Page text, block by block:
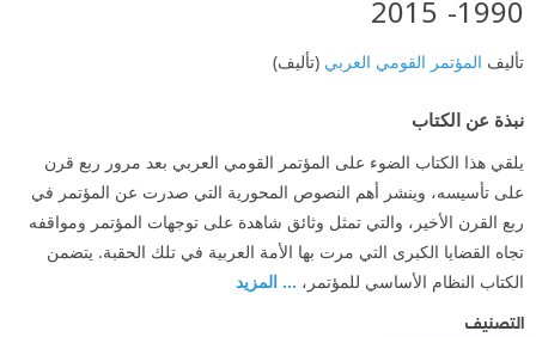
1990- 2015
تأليف المؤتمر القومي العربي (تأليف)
نبذة عن الكتاب
يلقي هذا الكتاب الضوء على المؤتمر القومي العربي بعد مرور ربع قرن
على تأسيسه، وينشر أهم النصوص المحورية التي صدرت عن المؤتمر في
ربع القرن الأخير، والتي تمثل وثائق شاهدة على توجهات المؤتمر ومواقفه
تجاه القضايا الكبرى التي مرت بها الأمة العربية في تلك الحقبة. يتضمن
الكتاب النظام الأساسي للمؤتمر، ... المزيد
التصنيف